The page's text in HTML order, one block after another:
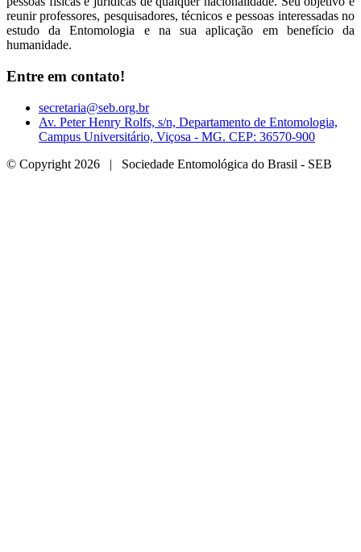
reunir professores, pesquisadores, técnicos e pessoas interessadas no
estudo da Entomologia e na sua aplicação em benefício da
humanidade.
Entre em contato!
secretaria@seb.org.br
Av. Peter Henry Rolfs, s/n, Departamento de Entomologia,
Campus Universitário, Viçosa - MG. CEP: 36570-900
© Copyright 2026 | Sociedade Entomológica do Brasil - SEB